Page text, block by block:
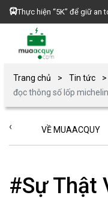
Thực hiện “5K” để giữ an
Trang chủ Tin tức
đọc thông số lốp michelin
VỀ MUAACQUY
‹
#Sự Thật